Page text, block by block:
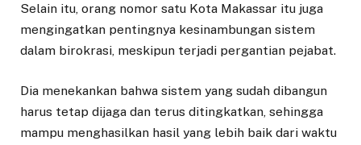
Selain itu, orang nomor satu Kota Makassar itu juga
mengingatkan pentingnya kesinambungan sistem
dalam birokrasi, meskipun terjadi pergantian pejabat.
Dia menekankan bahwa sistem yang sudah dibangun
harus tetap dijaga dan terus ditingkatkan, sehingga
mampu menghasilkan hasil yang lebih baik dari waktu